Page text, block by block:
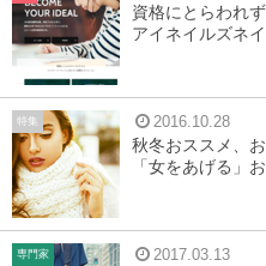
資格にとらわれ
アイネイルズネ
特集 2016.10.28
秋冬おススメ、
「女をあげる」
専門家 2017.03.13